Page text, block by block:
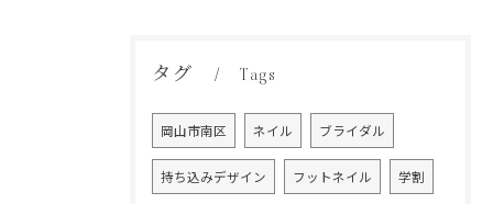
タグ Tags
岡山市南区 ネイル ブライダル
持ち込みデザイン フットネイル 学割